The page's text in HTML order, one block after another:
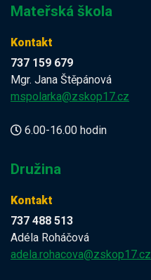
Mateřská škola
Kontakt
737 159 679
Mgr. Jana Štěpánová
mspolarka@zskop17.cz
6.00-16.00 hodin
Družina
Kontakt
737 488 513
Adéla Roháčová
adela.rohacova@zskop17.cz